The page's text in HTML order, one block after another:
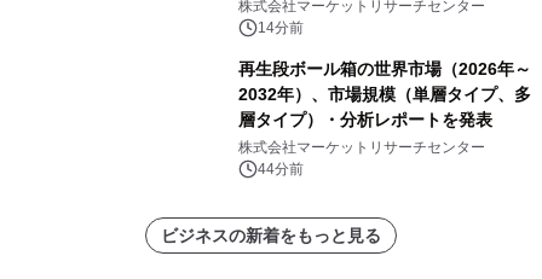
発表
株式会社マーケットリサーチセンター
14分前
再生段ボール箱の世界市場（2026年～
2032年）、市場規模（単層タイプ、多
層タイプ）・分析レポートを発表
株式会社マーケットリサーチセンター
44分前
ビジネスの新着をもっと見る